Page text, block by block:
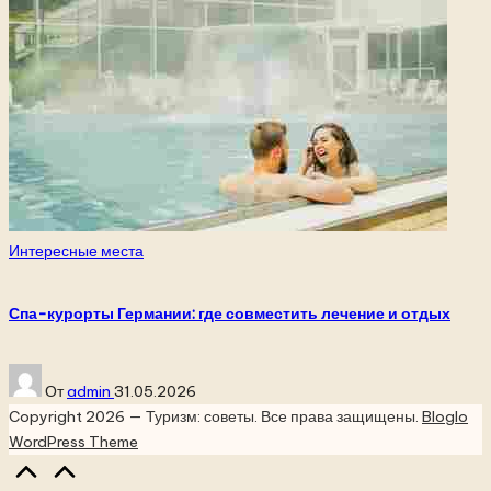
Опубликовано
Интересные места
Спа-курорты Германии: где совместить лечение и отдых
Запись
от
Отadmin 31.05.2026
Copyright 2026 — Туризм: советы. Все права защищены. Bloglo
WordPress Theme